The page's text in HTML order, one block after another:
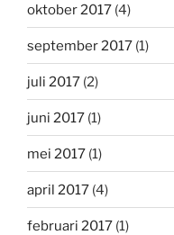
oktober 2017 (4)
september 2017 (1)
juli 2017 (2)
juni 2017 (1)
mei 2017 (1)
april 2017 (4)
februari 2017 (1)